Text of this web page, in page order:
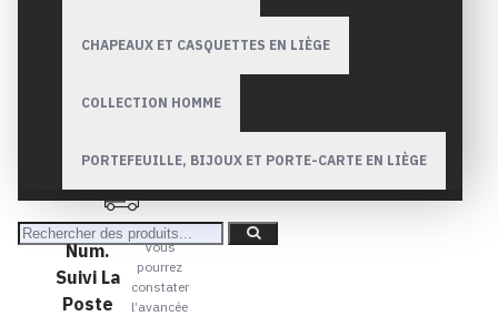
CHAPEAUX ET CASQUETTES EN LIÈGE
COLLECTION HOMME
PORTEFEUILLE, BIJOUX ET PORTE-CARTE EN LIÈGE
sécurisée,
sont
Num.
Suivi La
Poste
Vous
pourrez
constater
l’avancée